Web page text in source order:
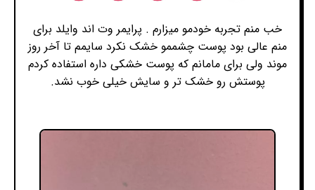
خب منم تجربه خودمو میزارم . پرایمر وت اند وایلد برای
منم عالی بود پوست چشممو خشک نکرد سایمم تا آخر روز
موند ولی برای مامانم که پوست خشکی داره استفاده کردم
پوستش رو خشک تر و سایش خیلی خوب نشد.